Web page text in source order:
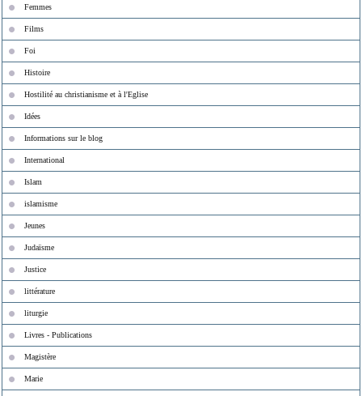
Femmes
Films
Foi
Histoire
Hostilité au christianisme et à l'Eglise
Idées
Informations sur le blog
International
Islam
islamisme
Jeunes
Judaïsme
Justice
littérature
liturgie
Livres - Publications
Magistère
Marie